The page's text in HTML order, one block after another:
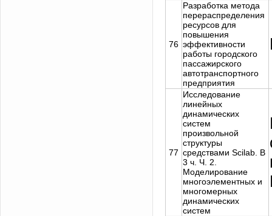
76
Разработка метода
перераспределения
ресурсов для
повышения
эффективности
работы городского
пассажирского
автотранспортного
предприятия
77
Исследование
линейных
динамических
систем
произвольной
структуры
средствами Scilab. В
3 ч. Ч. 2.
Моделирование
многоэлементных и
многомерных
динамических
систем